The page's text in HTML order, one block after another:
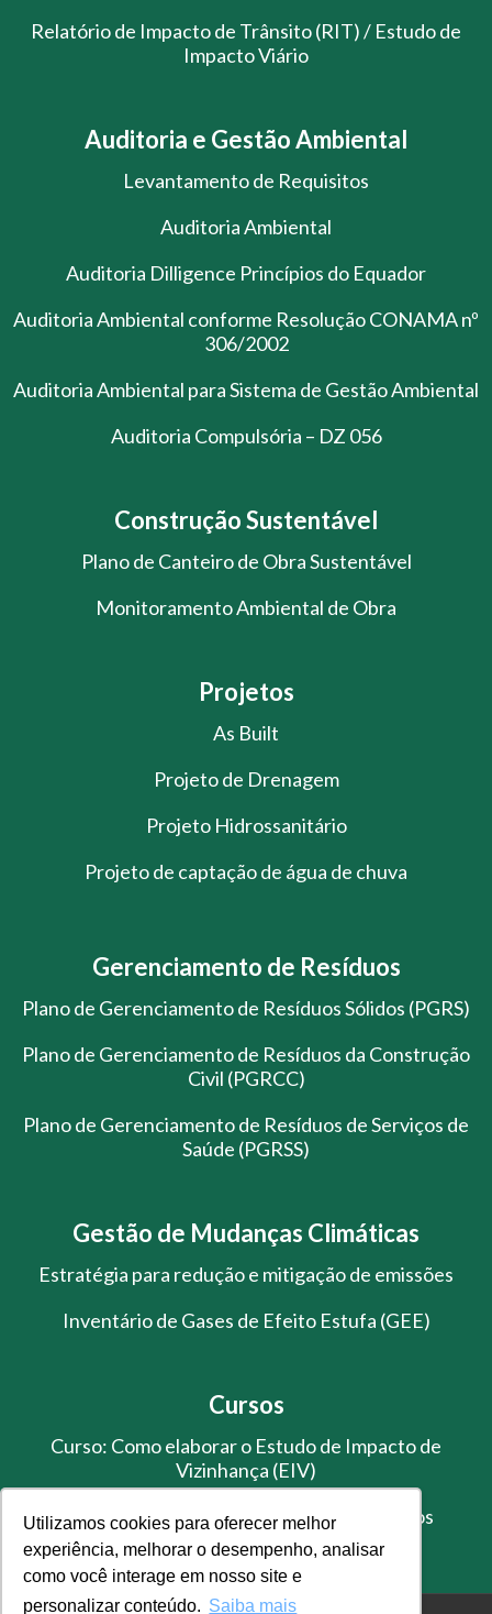
Utilizamos cookies para oferecer melhor
experiência, melhorar o desempenho, analisar
como você interage em nosso site e
personalizar conteúdo. Saiba mais
Relatório de Impacto de Trânsito (RIT) / Estudo de
Impacto Viário
Auditoria e Gestão Ambiental
Levantamento de Requisitos
Auditoria Ambiental
Auditoria Dilligence Princípios do Equador
Auditoria Ambiental conforme Resolução CONAMA nº
306/2002
Auditoria Ambiental para Sistema de Gestão Ambiental
Auditoria Compulsória – DZ 056
Construção Sustentável
Plano de Canteiro de Obra Sustentável
Monitoramento Ambiental de Obra
Projetos
As Built
Projeto de Drenagem
Projeto Hidrossanitário
Projeto de captação de água de chuva
Gerenciamento de Resíduos
Plano de Gerenciamento de Resíduos Sólidos (PGRS)
Plano de Gerenciamento de Resíduos da Construção
Civil (PGRCC)
Plano de Gerenciamento de Resíduos de Serviços de
Saúde (PGRSS)
Gestão de Mudanças Climáticas
Estratégia para redução e mitigação de emissões
Inventário de Gases de Efeito Estufa (GEE)
Cursos
Curso: Como elaborar o Estudo de Impacto de
Vizinhança (EIV)
Treinamento de Gestão de Resíduos Sólidos